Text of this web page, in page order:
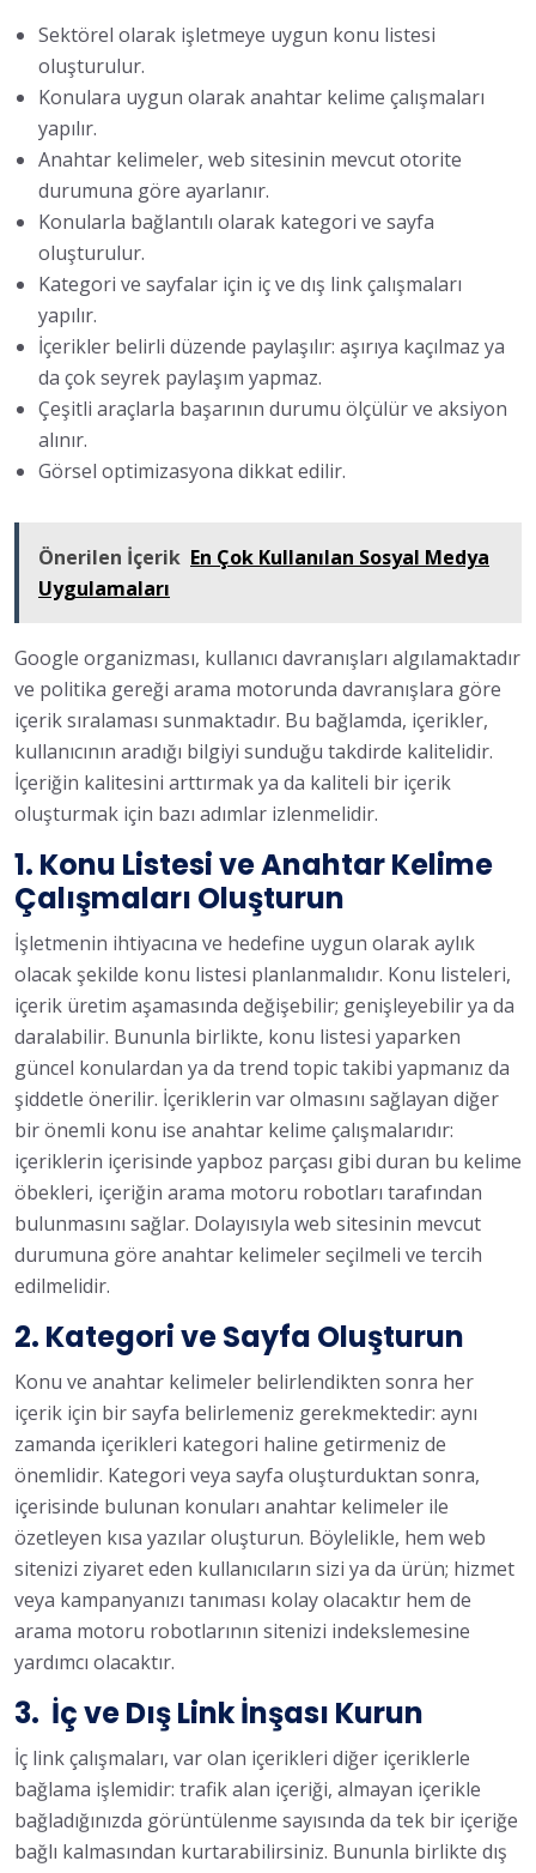
Sektörel olarak işletmeye uygun konu listesi
oluşturulur.
Konulara uygun olarak anahtar kelime çalışmaları
yapılır.
Anahtar kelimeler, web sitesinin mevcut otorite
durumuna göre ayarlanır.
Konularla bağlantılı olarak kategori ve sayfa
oluşturulur.
Kategori ve sayfalar için iç ve dış link çalışmaları
yapılır.
İçerikler belirli düzende paylaşılır: aşırıya kaçılmaz ya
da çok seyrek paylaşım yapmaz.
Çeşitli araçlarla başarının durumu ölçülür ve aksiyon
alınır.
Görsel optimizasyona dikkat edilir.
Önerilen İçerik En Çok Kullanılan Sosyal Medya
Uygulamaları
Google organizması, kullanıcı davranışları algılamaktadır
ve politika gereği arama motorunda davranışlara göre
içerik sıralaması sunmaktadır. Bu bağlamda, içerikler,
kullanıcının aradığı bilgiyi sunduğu takdirde kalitelidir.
İçeriğin kalitesini arttırmak ya da kaliteli bir içerik
oluşturmak için bazı adımlar izlenmelidir.
1. Konu Listesi ve Anahtar Kelime
Çalışmaları Oluşturun
İşletmenin ihtiyacına ve hedefine uygun olarak aylık
olacak şekilde konu listesi planlanmalıdır. Konu listeleri,
içerik üretim aşamasında değişebilir; genişleyebilir ya da
daralabilir. Bununla birlikte, konu listesi yaparken
güncel konulardan ya da trend topic takibi yapmanız da
şiddetle önerilir. İçeriklerin var olmasını sağlayan diğer
bir önemli konu ise anahtar kelime çalışmalarıdır:
içeriklerin içerisinde yapboz parçası gibi duran bu kelime
öbekleri, içeriğin arama motoru robotları tarafından
bulunmasını sağlar. Dolayısıyla web sitesinin mevcut
durumuna göre anahtar kelimeler seçilmeli ve tercih
edilmelidir.
2. Kategori ve Sayfa Oluşturun
Konu ve anahtar kelimeler belirlendikten sonra her
içerik için bir sayfa belirlemeniz gerekmektedir: aynı
zamanda içerikleri kategori haline getirmeniz de
önemlidir. Kategori veya sayfa oluşturduktan sonra,
içerisinde bulunan konuları anahtar kelimeler ile
özetleyen kısa yazılar oluşturun. Böylelikle, hem web
sitenizi ziyaret eden kullanıcıların sizi ya da ürün; hizmet
veya kampanyanızı tanıması kolay olacaktır hem de
arama motoru robotlarının sitenizi indekslemesine
yardımcı olacaktır.
3. İç ve Dış Link İnşası Kurun
İç link çalışmaları, var olan içerikleri diğer içeriklerle
bağlama işlemidir: trafik alan içeriği, almayan içerikle
bağladığınızda görüntülenme sayısında da tek bir içeriğe
bağlı kalmasından kurtarabilirsiniz. Bununla birlikte dış